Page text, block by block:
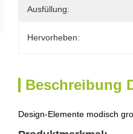
Ausfüllung:
Hervorheben:
Beschreibung
Design-Elemente modisch